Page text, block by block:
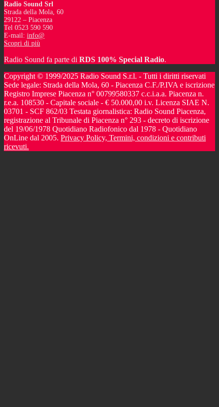
Radio Sound Srl
Strada della Mola, 60
29122 – Piacenza
Tel 0523 590 590
E-mail: info@
Scopri di più
Radio Sound fa parte di RDS 100% Special Radio.
Copyright © 1999/2025 Radio Sound S.r.l. - Tutti i diritti riservati
Sede legale: Strada della Mola, 60 - Piacenza C.F./P.IVA e iscrizione
Registro Imprese Piacenza n° 00799580337 c.c.i.a.a. Piacenza n.
r.e.a. 108530 - Capitale sociale - € 50.000,00 i.v. Licenza SIAE N.
03701 - SCF 862/03 Testata giornalistica: Radio Sound Piacenza,
registrazione al Tribunale di Piacenza n° 293 - decreto di iscrizione
del 19/06/1978 Quotidiano Radiofonico dal 1978 - Quotidiano
OnLine dal 2005. Privacy Policy, Termini, condizioni e contributi
ricevuti.